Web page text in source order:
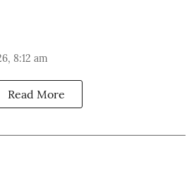
8:12 am
Read More